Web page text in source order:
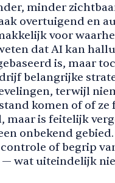
minder
overtuigend en
voor
dat AI kan
is, maar
belangrijke
terwijl
komen of of
maar is feitelijk
onbekend
of begrip
wat uiteindelijk